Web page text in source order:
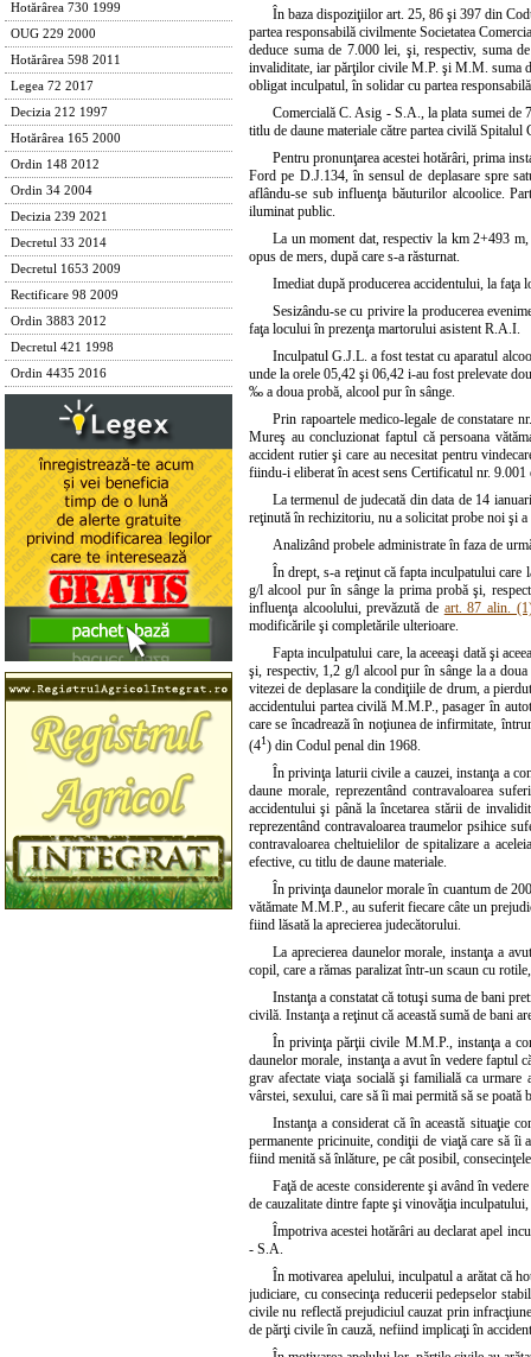
Hotărârea 730 1999
OUG 229 2000
Hotărârea 598 2011
Legea 72 2017
Decizia 212 1997
Hotărârea 165 2000
Ordin 148 2012
Ordin 34 2004
Decizia 239 2021
Decretul 33 2014
Decretul 1653 2009
Rectificare 98 2009
Ordin 3883 2012
Decretul 421 1998
Ordin 4435 2016
În baza dispoziţiilor art. 25, 86 şi 397 din
partea responsabilă civilmente Societatea
deduce suma de 7.000 lei, şi, respectiv, suma
invaliditate, iar părţilor civile M.P. şi M.M. suma
obligat inculpatul, în solidar cu partea
Comercială C. Asig - S.A., la plata sumei de
titlu de daune materiale către partea civilă
Pentru pronunţarea acestei hotărâri, prima
Ford pe D.J.134, în sensul de deplasare spre
aflându-se sub influenţa băuturilor alcoolice.
iluminat public.
La un moment dat, respectiv la km 2+493
opus de mers, după care s-a răsturnat.
Imediat după producerea accidentului, la faţa
Sesizându-se cu privire la producerea
faţa locului în prezenţa martorului asistent R.A.I.
Inculpatul G.J.L. a fost testat cu aparatul
unde la orele 05,42 şi 06,42 i-au fost prelevate
‰ a doua probă, alcool pur în sânge.
Prin rapoartele medico-legale de
Mureş au concluzionat faptul că persoana
accident rutier şi care au necesitat pentru
fiindu-i eliberat în acest sens Certificatul nr. 9.001
La termenul de judecată din data de 14
reţinută în rechizitoriu, nu a solicitat probe noi şi a
Analizând probele administrate în faza de
În drept, s-a reţinut că fapta inculpatului
g/l alcool pur în sânge la prima probă şi,
influenţa alcoolului, prevăzută de art. 87 alin.
modificările şi completările ulterioare.
Fapta inculpatului care, la aceeaşi dată şi
şi, respectiv, 1,2 g/l alcool pur în sânge la a
vitezei de deplasare la condiţiile de drum, a
accidentului partea civilă M.M.P., pasager în
care se încadrează în noţiunea de infirmitate,
(41) din Codul penal din 1968.
În privinţa laturii civile a cauzei, instanţa a
daune morale, reprezentând contravaloarea
accidentului şi până la încetarea stării de
reprezentând contravaloarea traumelor psihice
contravaloarea cheltuielilor de spitalizare a
efective, cu titlu de daune materiale.
În privinţa daunelor morale în cuantum de
vătămate M.M.P., au suferit fiecare câte un
fiind lăsată la aprecierea judecătorului.
La aprecierea daunelor morale, instanţa a
copil, care a rămas paralizat într-un scaun cu
Instanţa a constatat că totuşi suma de bani
civilă. Instanţa a reţinut că această sumă de bani
În privinţa părţii civile M.M.P., instanţa a
daunelor morale, instanţa a avut în vedere faptul
grav afectate viaţa socială şi familială ca
vârstei, sexului, care să îi mai permită să se poată
Instanţa a considerat că în această situaţie
permanente pricinuite, condiţii de viaţă care să îi
fiind menită să înlăture, pe cât posibil,
Faţă de aceste considerente şi având în
de cauzalitate dintre fapte şi vinovăţia
Împotriva acestei hotărâri au declarat apel
- S.A.
În motivarea apelului, inculpatul a arătat că
judiciare, cu consecinţa reducerii pedepselor
civile nu reflectă prejudiciul cauzat prin
de părţi civile în cauză, nefiind implicaţi în